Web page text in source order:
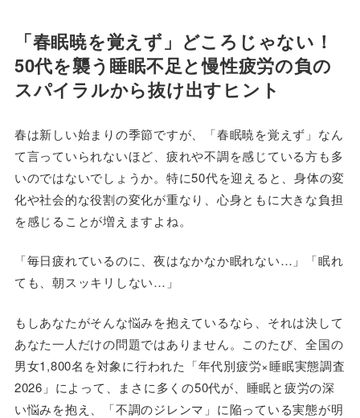
「春眠暁を覚えず」どころじゃない！
50代を襲う睡眠不足と慢性疲労の負の
スパイラルから抜け出すヒント
春は新しい始まりの季節ですが、「春眠暁を覚えず」なん
て言っていられないほど、疲れや不調を感じている方も多
いのではないでしょうか。特に50代を迎えると、身体の変
化や社会的な役割の変化が重なり、心身ともに大きな負担
を感じることが増えますよね。
「毎日疲れているのに、夜はなかなか眠れない…」「眠れ
ても、朝スッキリしない…」
もしあなたがそんな悩みを抱えているなら、それは決して
あなた一人だけの問題ではありません。このたび、全国の
男女1,800名を対象に行われた「年代別疲労×睡眠実態調査
2026」によって、まさに多くの50代が、睡眠と疲労の深
い悩みを抱え、「不調のジレンマ」に陥っている実態が明